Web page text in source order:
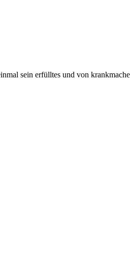
sein erfülltes und von